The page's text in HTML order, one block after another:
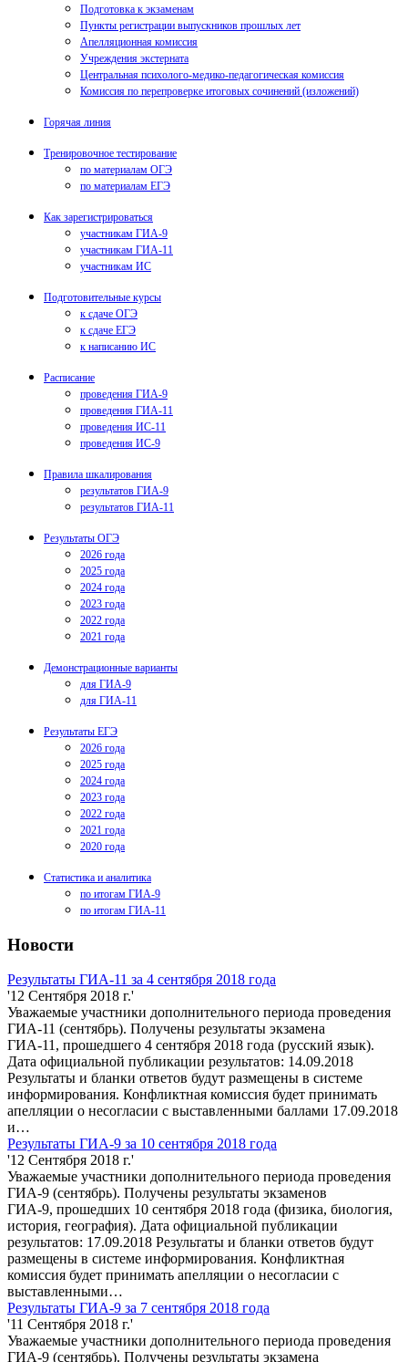
Подготовка к экзаменам
Пункты регистрации выпускников прошлых лет
Апелляционная комиссия
Учреждения экстерната
Центральная психолого-медико-педагогическая комиссия
Комиссия по перепроверке итоговых сочинений (изложений)
Горячая линия
Тренировочное тестирование
по материалам ОГЭ
по материалам ЕГЭ
Как зарегистрироваться
участникам ГИА-9
участникам ГИА-11
участникам ИС
Подготовительные курсы
к сдаче ОГЭ
к сдаче ЕГЭ
к написанию ИС
Расписание
проведения ГИА-9
проведения ГИА-11
проведения ИС-11
проведения ИС-9
Правила шкалирования
результатов ГИА-9
результатов ГИА-11
Результаты ОГЭ
2026 года
2025 года
2024 года
2023 года
2022 года
2021 года
Демонстрационные варианты
для ГИА-9
для ГИА-11
Результаты ЕГЭ
2026 года
2025 года
2024 года
2023 года
2022 года
2021 года
2020 года
Статистика и аналитика
по итогам ГИА-9
по итогам ГИА-11
Новости
Результаты ГИА-11 за 4 сентября 2018 года
'12 Сентября 2018 г.'
Уважаемые участники дополнительного периода проведения
ГИА-11 (сентябрь). Получены результаты экзамена
ГИА-11, прошедшего 4 сентября 2018 года (русский язык).
Дата официальной публикации результатов: 14.09.2018
Результаты и бланки ответов будут размещены в системе
информирования. Конфликтная комиссия будет принимать
апелляции о несогласии с выставленными баллами 17.09.2018
и…
Результаты ГИА-9 за 10 сентября 2018 года
'12 Сентября 2018 г.'
Уважаемые участники дополнительного периода проведения
ГИА-9 (сентябрь). Получены результаты экзаменов
ГИА-9, прошедших 10 сентября 2018 года (физика, биология,
история, география). Дата официальной публикации
результатов: 17.09.2018 Результаты и бланки ответов будут
размещены в системе информирования. Конфликтная
комиссия будет принимать апелляции о несогласии с
выставленными…
Результаты ГИА-9 за 7 сентября 2018 года
'11 Сентября 2018 г.'
Уважаемые участники дополнительного периода проведения
ГИА-9 (сентябрь). Получены результаты экзамена